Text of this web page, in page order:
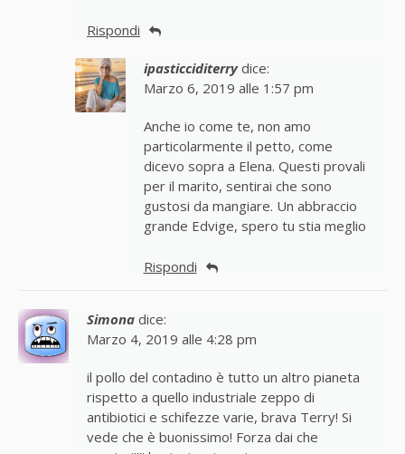
Rispondi
ipasticciditerry dice:
Marzo 6, 2019 alle 1:57 pm
Anche io come te, non amo
particolarmente il petto, come
dicevo sopra a Elena. Questi provali
per il marito, sentirai che sono
gustosi da mangiare. Un abbraccio
grande Edvige, spero tu stia meglio
Rispondi
Simona dice:
Marzo 4, 2019 alle 4:28 pm
il pollo del contadino è tutto un altro pianeta
rispetto a quello industriale zeppo di
antibiotici e schifezze varie, brava Terry! Si
vede che è buonissimo! Forza dai che